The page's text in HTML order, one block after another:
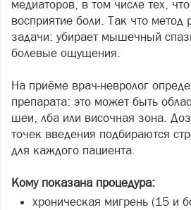
медиаторов, в том числе тех,
восприятие боли. Так что метод
задачи: убирает мышечный
болевые ощущения.
На приёме врач-невролог
препарата: это может быть
шеи, лба или височная зона.
точек введения подбираются
для каждого пациента.
Кому показана процедура:
хроническая мигрень (15 и